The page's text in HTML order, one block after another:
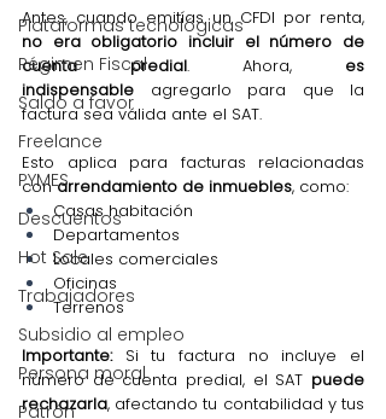
Plataformas tecnológicas
Régimen Fiscal
Saldo a favor
Freelance
PYMES
Descuentos
Hot Sale
Trabajadores
Subsidio al empleo
Persona moral
Patrón
no era obligatorio incluir el número de
cuenta predial. Ahora, es
indispensable agregarlo para que la
factura sea válida ante el SAT.
Esto aplica para facturas relacionadas
con arrendamiento de inmuebles, como:
Casas habitación
Departamentos
Locales comerciales
Oficinas
Terrenos
Importante: Si tu factura no incluye el
número de cuenta predial, el SAT puede
rechazarla, afectando tu contabilidad y tus